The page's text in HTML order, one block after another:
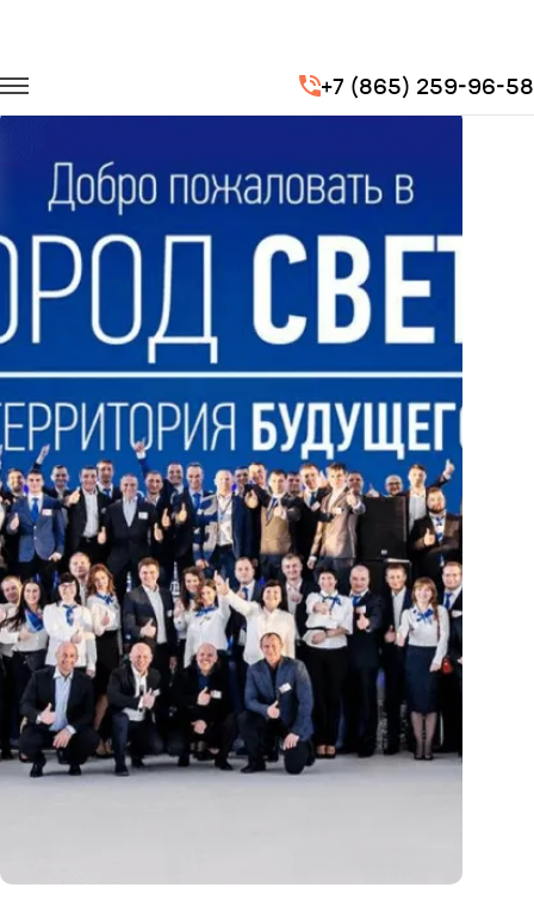
+7 (865) 259-96-58
Городские перевозки
Выставка «Город света»